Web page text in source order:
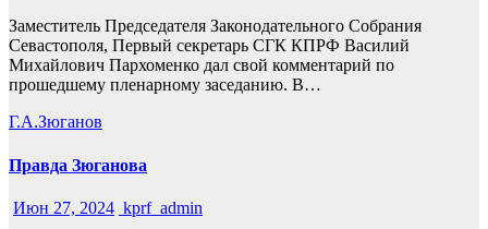
Заместитель Председателя Законодательного Собрания
Севастополя, Первый секретарь СГК КПРФ Василий
Михайлович Пархоменко дал свой комментарий по
прошедшему пленарному заседанию. В…
Г.А.Зюганов
Правда Зюганова
Июн 27, 2024 kprf_admin